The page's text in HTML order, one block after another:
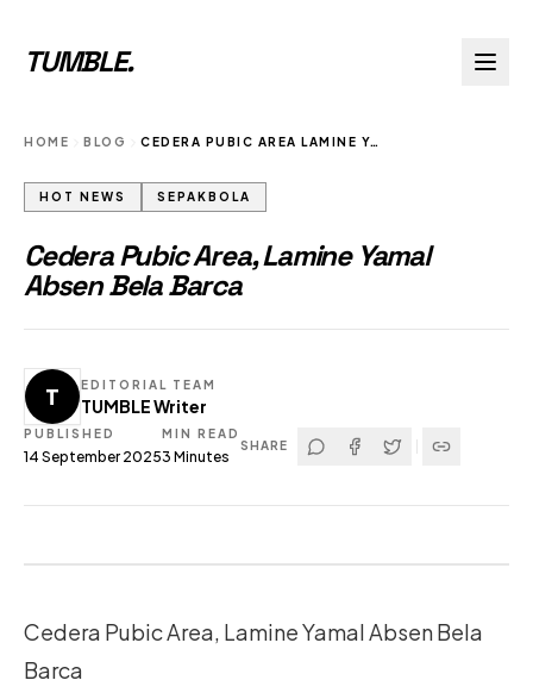
TUMBLE.
HOME BLOG CEDERA PUBIC AREA LAMINE YAMAL ABSEN BELA BARCA
HOT NEWS SEPAKBOLA
Cedera Pubic Area, Lamine Yamal
Absen Bela Barca
T EDITORIAL TEAM
TUMBLE Writer
PUBLISHED
14 September 2025
MIN READ
3 Minutes
SHARE
Cedera Pubic Area, Lamine Yamal Absen Bela
Barca